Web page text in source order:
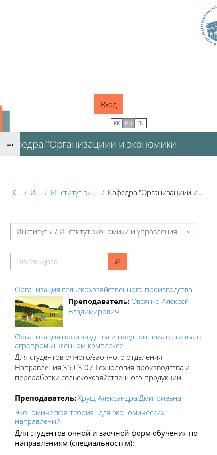
Вход
KK RU EN
Кафедра "Организациии и экономики
Курсы Институты Институт экономики и управления АПК Кафедра "Организациии и экономики сельскохозяйственного производства"
Категории курсов
Поиск курса
Поиск курса
Организация сельскохозяйственного производства
Преподаватель: Овсянко Алексей
Владимирович
Организация производства и предпринимательства в
агропромышленном комплексе
Для студентов очного/заочного отделения
Направления 35.03.07 Технология производства и
переработки сельскохозяйственного продукции
Преподаватель: Хрущ Александра Дмитриевна
Экономическая теория_ для экономических
направлений
Для студентов очной и заочной форм обучения по
направлениям (специальностям):